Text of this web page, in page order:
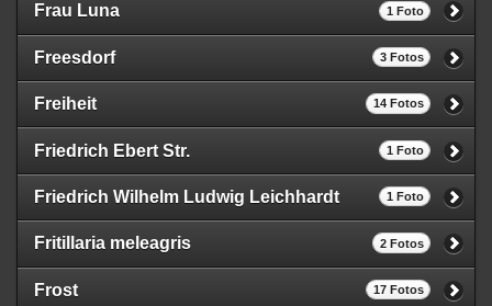
Frau Luna 1 Foto
Freesdorf 3 Fotos
Freiheit 14 Fotos
Friedrich Ebert Str. 1 Foto
Friedrich Wilhelm Ludwig Leichhardt 1 Foto
Fritillaria meleagris 2 Fotos
Frost 17 Fotos